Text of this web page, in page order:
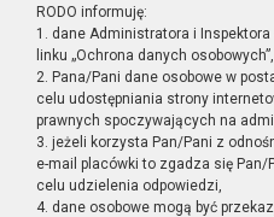
RODO informuję:
1. dane Administratora i
linku „Ochrona danych osobowych”,
2. Pana/Pani dane osobowe w
celu udostępniania strony
prawnych spoczywających na
3. jeżeli korzysta Pan/Pani z
e-mail placówki to zgadza się
celu udzielenia odpowiedzi,
4. dane osobowe mogą być